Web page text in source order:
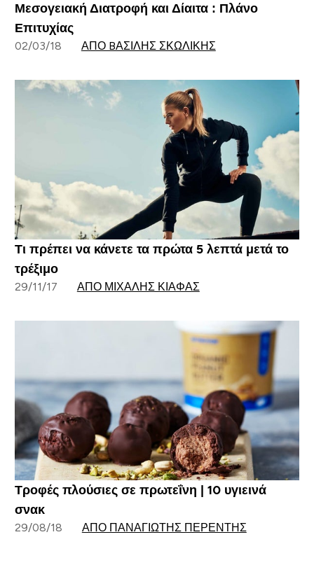
Μεσογειακή Διατροφή και Δίαιτα : Πλάνο
Επιτυχίας
02/03/18 ΑΠΌ BΑΣΊΛΗΣ ΣΚΩΛΊΚΗΣ
Τι πρέπει να κάνετε τα πρώτα 5 λεπτά μετά το
τρέξιμο
29/11/17 ΑΠΌ ΜΙΧΆΛΗΣ ΚΙΆΦΑΣ
Τροφές πλούσιες σε πρωτεΐνη | 10 υγιεινά
σνακ
29/08/18 ΑΠΌ ΠΑΝΑΓΙΏΤΗΣ ΠΕΡΕΝΤΉΣ